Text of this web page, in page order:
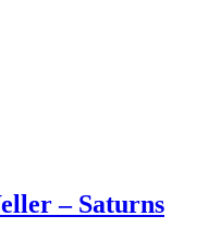
– Saturns